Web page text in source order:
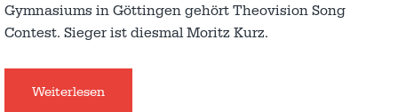
Gymnasiums in Göttingen gehört Theovision Song
Contest. Sieger ist diesmal Moritz Kurz.
Weiterlesen